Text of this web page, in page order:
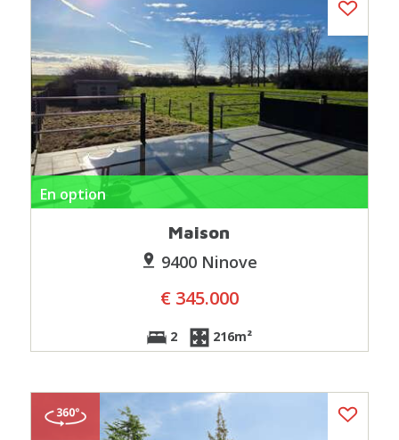
En option
Maison
9400 Ninove
€ 345.000
2 216m²